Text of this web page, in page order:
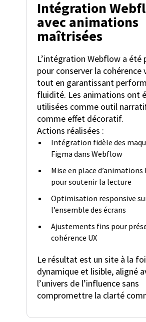
Intégration
avec animations
maîtrisées
L’intégration Webflow a été
pour conserver la cohérence
tout en garantissant
fluidité. Les animations ont
utilisées comme outil
comme effet décoratif.
Actions réalisées :
Intégration fidèle des
Figma dans Webflow
Mise en place d’animations
pour soutenir la lecture
Optimisation responsive
l’ensemble des écrans
Ajustements fins pour
cohérence UX
Le résultat est un site à la
dynamique et lisible, aligné
l’univers de l’influence sans
compromettre la clarté